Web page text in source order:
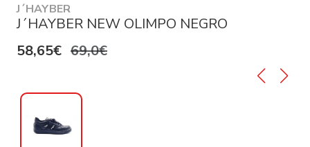
J´HAYBER
J´HAYBER NEW OLIMPO NEGRO
58,65€ 69,0€